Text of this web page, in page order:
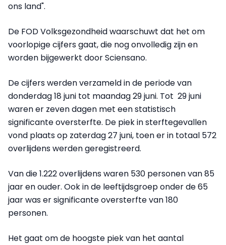
ons land".
De FOD Volksgezondheid waarschuwt dat het om
voorlopige cijfers gaat, die nog onvolledig zijn en
worden bijgewerkt door Sciensano.
De cijfers werden verzameld in de periode van
donderdag 18 juni tot maandag 29 juni. Tot 29 juni
waren er zeven dagen met een statistisch
significante oversterfte. De piek in sterftegevallen
vond plaats op zaterdag 27 juni, toen er in totaal 572
overlijdens werden geregistreerd.
Van die 1.222 overlijdens waren 530 personen van 85
jaar en ouder. Ook in de leeftijdsgroep onder de 65
jaar was er significante oversterfte van 180
personen.
Het gaat om de hoogste piek van het aantal